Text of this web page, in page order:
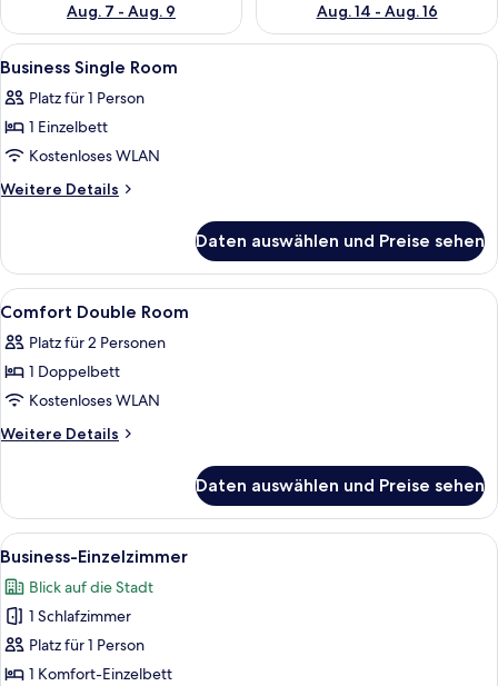
Aug. 7 - Aug. 9
Aug. 14 - Aug. 16
Alle
Fotos
für
Business
Single
Room
Ein modernes Badezimmer mit
2
Business Single Room
Platz für 1 Person
1 Einzelbett
Kostenloses WLAN
Weitere Details
Weitere
Single
Room
Daten auswählen und Preise sehen
Alle
Fotos
für
Comfort
Double
Room
Ein modernes Hotelzimmer mit
4
Comfort Double Room
Platz für 2 Personen
1 Doppelbett
Kostenloses WLAN
Weitere Details
Weitere
Double
Room
Daten auswählen und Preise sehen
Alle
Fotos
für
Business-
Einzelzimmer
anzeigen
Ein Schlafzimmer mit Bett,
5
Business-Einzelzimmer
Blick auf die Stadt
1 Schlafzimmer
Platz für 1 Person
1 Komfort-Einzelbett